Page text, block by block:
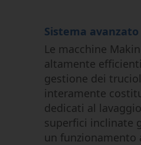
Sistema
Le macchine
altamente
gestione dei
interamente
dedicati al
superfici inclinate
un funzionamento